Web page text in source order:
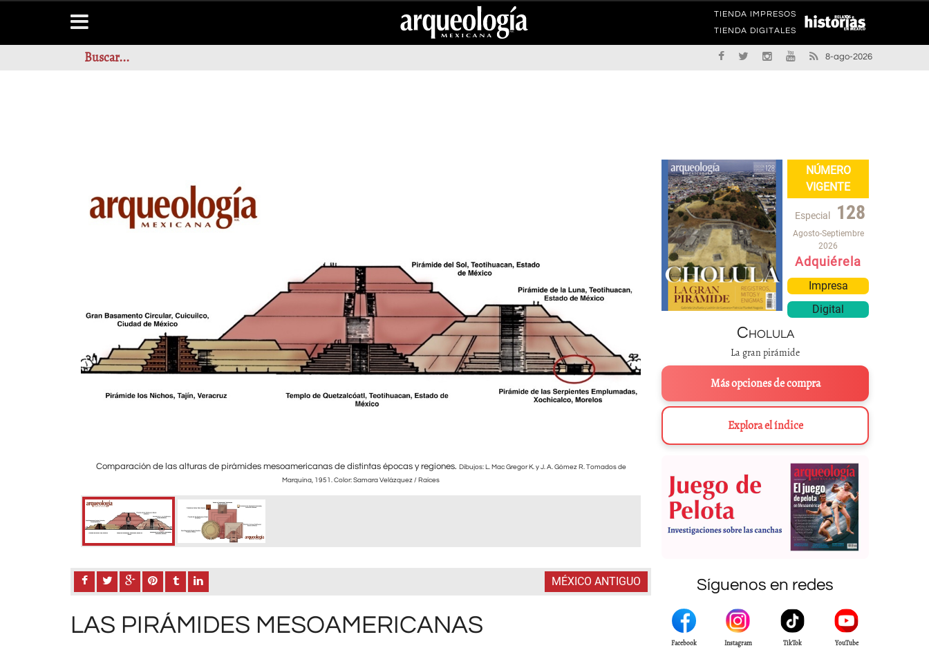
TIENDA IMPRESOS
TIENDA DIGITALES
8-ago-2026
Comparación de las alturas de pirámides mesoamericanas de distintas épocas y regiones. Dibujos: L. Mac Gregor K. y J. A. Gómez R. Tomados de
Marquina, 1951. Color: Samara Velázquez / Raíces
Comparación de las plantas de varias pirámides mesoamericanas.
MÉXICO ANTIGUO
LAS PIRÁMIDES MESOAMERICANAS
NÚMERO
VIGENTE
Especial 128
Agosto-Septiembre
2026
Adquiérela
Impresa
Digital
Cholula
La gran pirámide
Más opciones de compra
Explora el índice
Síguenos en redes
Facebook Instagram TikTok YouTube